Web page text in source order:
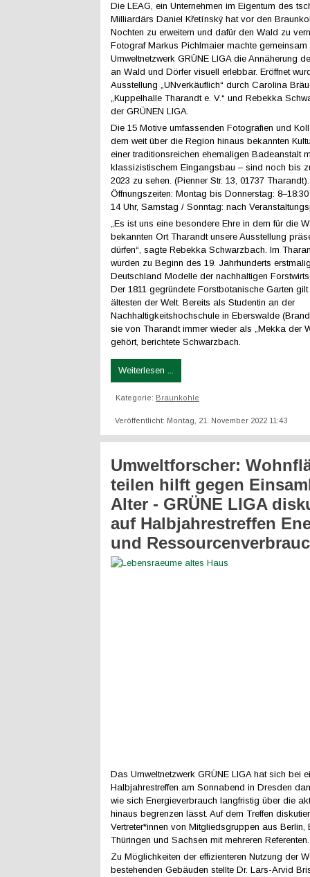
Die LEAG, ein Unternehmen im Eigentum des
Milliardärs Daniel Křetínský hat vor den
Nochten zu erweitern und dafür den Wald zu
Fotograf Markus Pichlmaier machte gemeinsam
Umweltnetzwerk GRÜNE LIGA die Annäherung
an Wald und Dörfer visuell erlebbar. Eröffnet
Ausstellung „UNverkäuflich“ durch Carolina
„Kuppelhalle Tharandt e. V.“ und Rebekka
der GRÜNEN LIGA.
Die 15 Motive umfassenden Fotografien und
dem weit über die Region hinaus bekannten
einer traditionsreichen ehemaligen Badeanstalt
klassizistischem Eingangsbau – sind noch bis
2023 zu sehen. (Pienner Str. 13, 01737 Tharandt).
Öffnungszeiten: Montag bis Donnerstag:
14 Uhr, Samstag / Sonntag: nach
„Es ist uns eine besondere Ehre in dem für die
bekannten Ort Tharandt unsere Ausstellung
dürfen“, sagte Rebekka Schwarzbach. Im
wurden zu Beginn des 19. Jahrhunderts
Deutschland Modelle der nachhaltigen
Der 1811 gegründete Forstbotanische Garten
ältesten der Welt. Bereits als Studentin an der
Nachhaltigkeitshochschule in Eberswalde
sie von Tharandt immer wieder als „Mekka der
gehört, berichtete Schwarzbach.
Weiterlesen ...
Kategorie: Braunkohle
Veröffentlicht: Montag, 21. November 2022 11:43
Umweltforscher:
teilen hilft gegen
Alter - GRÜNE LIGA
auf Halbjahrestreffen
und
Das Umweltnetzwerk GRÜNE LIGA hat sich bei
Halbjahrestreffen am Sonnabend in Dresden
wie sich Energieverbrauch langfristig über die
hinaus begrenzen lässt. Auf dem Treffen
Vertreter*innen von Mitgliedsgruppen aus Berlin,
Thüringen und Sachsen mit mehreren Referenten.
Zu Möglichkeiten der effizienteren Nutzung der
bestehenden Gebäuden stellte Dr. Lars-Arvid